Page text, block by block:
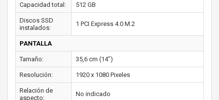
Capacidad total: 512 GB
Discos SSD
instalados:
1 PCI Express 4.0 M.2
PANTALLA
Tamaño: 35,6 cm (14")
Resolución: 1920 x 1080 Pixeles
Relación de
aspecto:
No indicado